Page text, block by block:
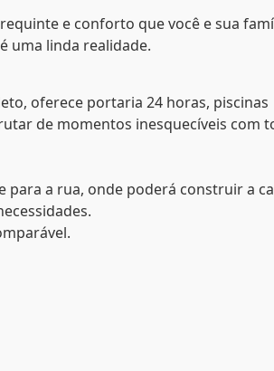
e conforto que você e sua
uma linda realidade.
oferece portaria 24 horas, piscinas
de momentos inesquecíveis com
a rua, onde poderá construir a